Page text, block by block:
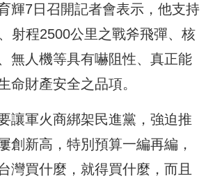
輝7日召開記者會表示，他支持
射程2500公里之戰斧飛彈、核
無人機等具有嚇阻性、真正能
命財產安全之品項。
讓軍火商綁架民進黨，強迫推
創新高，特別預算一編再編，
灣買什麼，就得買什麼，而且